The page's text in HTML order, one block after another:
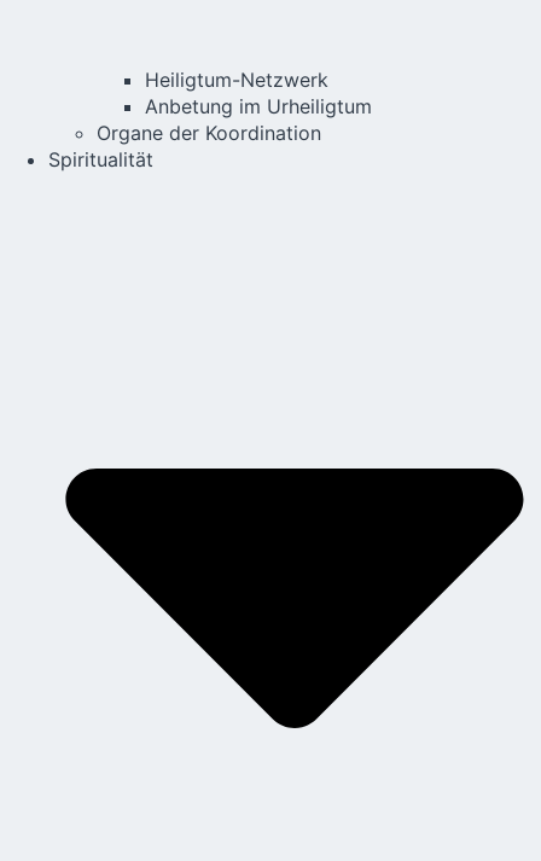
Heiligtum-Netzwerk
Anbetung im Urheiligtum
Organe der Koordination
Spiritualität